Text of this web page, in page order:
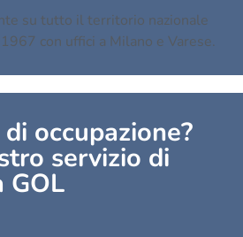
su tutto il territorio nazionale
con uffici a Milano e Varese.
occupazione?
servizio di
GOL